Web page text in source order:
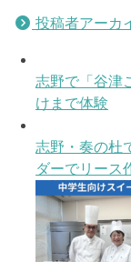
投稿者アーカ
志野で「谷津
けまで体験
志野・奏の杜
ダーでリース